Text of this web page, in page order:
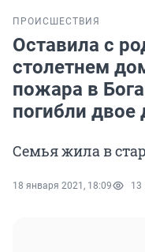
ПРОИСШЕСТВИЯ
Оставила с
столетнем
пожара в
погибли двое
Семья жила в
18 января 2021, 18:09 13